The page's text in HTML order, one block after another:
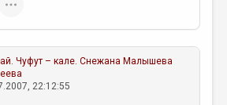
Чуфут – кале. Снежана Малышева
22:12:55